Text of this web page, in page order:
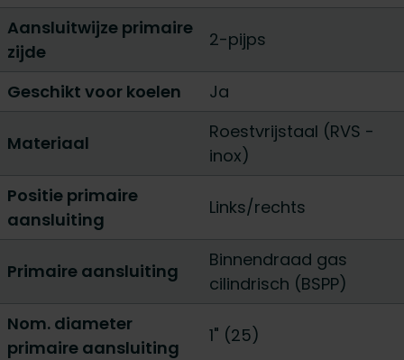
Aansluitwijze primaire
zijde
2-pijps
Geschikt voor koelen Ja
Materiaal
Roestvrijstaal (RVS -
inox)
Positie primaire
aansluiting
Links/rechts
Primaire aansluiting
Binnendraad gas
cilindrisch (BSPP)
Nom. diameter
primaire aansluiting
1" (25)